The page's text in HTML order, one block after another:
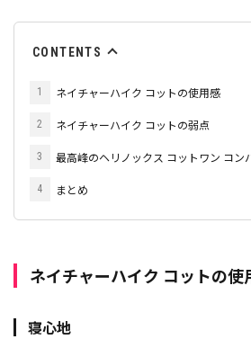
CONTENTS
1 ネイチャーハイク コットの使用感
2 ネイチャーハイク コットの弱点
3 最高峰のヘリノックス コットワン コン
4 まとめ
ネイチャーハイク コットの使
寝心地